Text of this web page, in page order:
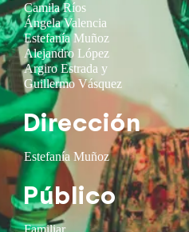
Camila Ríos
Ángela Valencia
Estefanía Muñoz
Alejandro López
Argiro Estrada y
Guillermo Vásquez
Dirección
Estefanía Muñoz
Público